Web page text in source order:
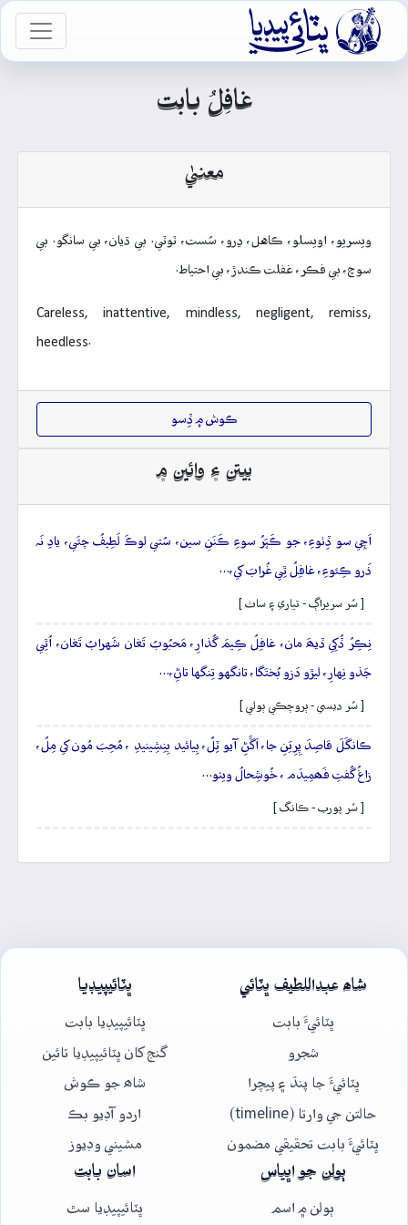

غافِلُ بابت
معنيٰ
ويسريو، اويسلو، ڪاهل، ڍرو، سُست، ٽوٽي. بي ڌيان، بي سانگو. بي
سوچ، بي فڪر، غفلت ڪندڙ، بي احتياط.
Careless, inattentive, mindless, negligent, remiss,
heedless.
ڪوش ۾ ڏِسو
بيتن ۽ وائين ۾
اَچِي سو ڏِٺوءِ، جو ڪَپَرُ سوءِ ڪَنَنِ سين، سُتي لوڪَ لَطِيفُ چئَي، يادِ نَہ
ذَرو ڪِئوءِ، غافِلُ ٿِي غُرابَ کي،…
[ سُر سريراڳ - تياري ۽ ساٺ ]
نِڪِرُ ڏُکِي ڏيھَ مان، غافِلُ ڪِيمَ گُذارِ، مَحبُوبُ تَغان شَهرابُ تَغان، اُٿِي
جَذو نِهارِ، ليڙو دَزو بُختَگا، تانگهو تِنگها تاڻِ،…
[ سُر ديسي - ٻروچڪي ٻولي ]
ڪانگَلَ قاصِدَ پِرِيَنِ جا، اَڱَڻِ آيو ٽِلُ، بِيائيد بِنِشِينيدِ ، مُحِبَ مُون کي مِلُ،
زاغُ گُفتِ فَھمِيدَم ، خُوشِحالُ ويٺو…
[ سُر پورب - ڪانگ ]
شاھ عبداللطيف ڀٽائي
ڀٽائيءَ بابت
شجرو
ڀٽائيءَ جا پنڌ ۽ پيچرا
حالتن جي وارتا (timeline)
ڀٽائيءَ بابت تحقيقي مضمون
ڀٽائيپيڊيا
ڀٽائيپيڊيا بابت
گنج کان ڀٽائيپيڊيا تائين
شاھ جو ڪوش
اردو آڊيو بڪ
مشيني وڊيوز
ٻولن جو اڀياس
ٻولن ۾ اسم
اسان بابت
ڀٽائيپيڊيا سٿ